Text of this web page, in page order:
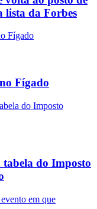
lista da Forbes
Fígado
tabela do Imposto